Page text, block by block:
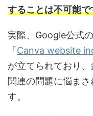
することは不可能で
実際、Google公式
「 Canva website
が立てられており
関連の問題に悩ま
す。